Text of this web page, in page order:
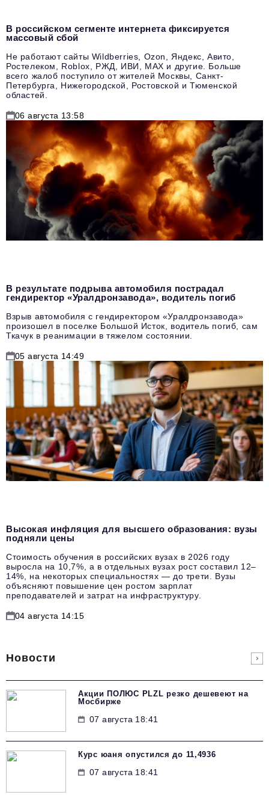
В российском сегменте интернета фиксируется
массовый сбой
Не работают сайты Wildberries, Ozon, Яндекс, Авито,
Ростелеком, Roblox, РЖД, ИВИ, MAX и другие. Больше
всего жалоб поступило от жителей Москвы, Санкт-
Петербурга, Нижегородской, Ростовской и Тюменской
областей.
06 августа 13:58
В результате подрыва автомобиля пострадал
гендиректор «Уралдронзавода», водитель погиб
Взрыв автомобиля с гендиректором «Уралдронзавода»
произошел в поселке Большой Исток, водитель погиб, сам
Ткачук в реанимации в тяжелом состоянии.
05 августа 14:49
Высокая инфляция для высшего образования: вузы
подняли цены
Стоимость обучения в российских вузах в 2026 году
выросла на 10,7%, а в отдельных вузах рост составил 12–
14%, на некоторых специальностях — до трети. Вузы
объясняют повышение цен ростом зарплат
преподавателей и затрат на инфраструктуру.
04 августа 14:15
Новости
Акции ПОЛЮС PLZL резко дешевеют на
Мосбирже
07 августа 18:41
Курс юаня опустился до 11,4936
07 августа 18:41